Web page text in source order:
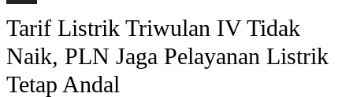
Tarif Listrik Triwulan IV Tidak
Naik, PLN Jaga Pelayanan Listrik
Tetap Andal